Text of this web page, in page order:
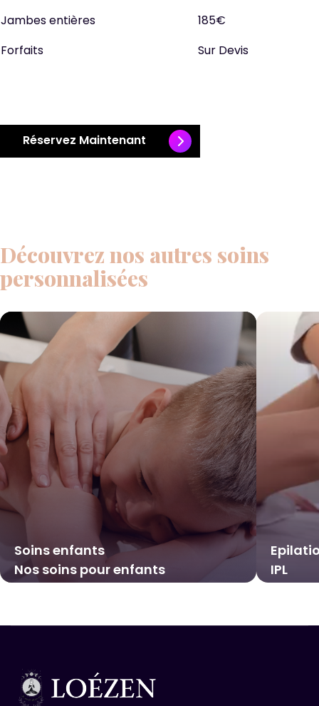
Jambes entières
185€
Forfaits
Sur Devis
Réservez Maintenant
Découvrez nos autres soins
personnalisées
Soins enfants
Nos soins pour enfants
IPL